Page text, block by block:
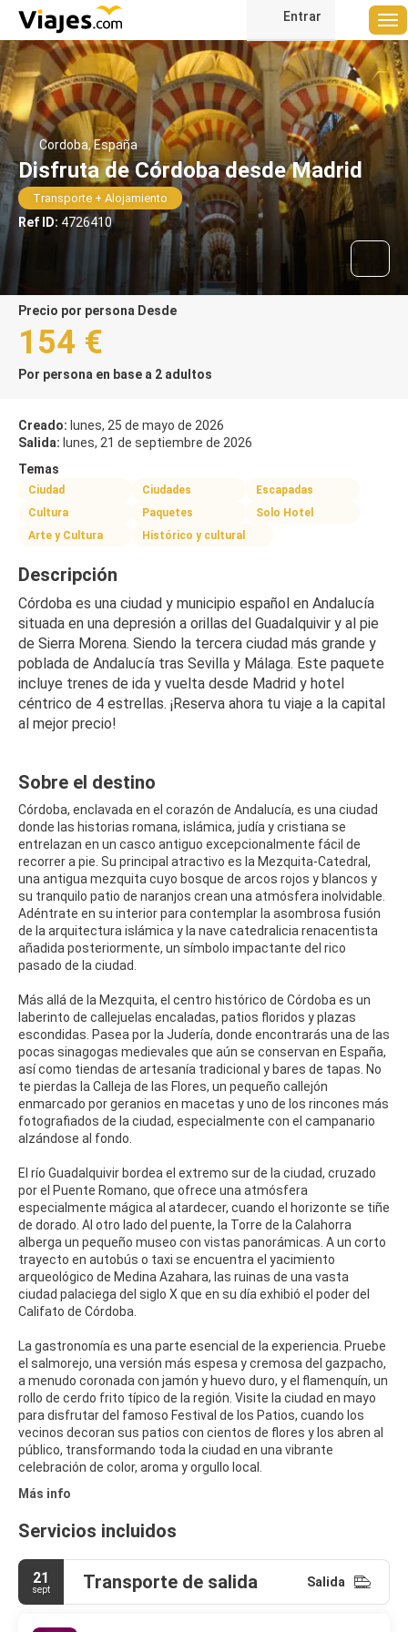
Entrar
Cordoba, España
Disfruta de Córdoba desde Madrid
Transporte + Alojamiento
Ref ID: 4726410
precio por persona Desde
154 €
Por persona en base a 2 adultos
Creado: lunes, 25 de mayo de 2026
Salida: lunes, 21 de septiembre de 2026
Temas
Ciudad Ciudades
Escapadas
Cultura
Paquetes
Solo Hotel
Arte y Cultura
Histórico y cultural
Descripción
Córdoba es una ciudad y municipio español en Andalucía
situada en una depresión a orillas del Guadalquivir y al pie
de Sierra Morena. Siendo la tercera ciudad más grande y
poblada de Andalucía tras Sevilla y Málaga. Este paquete
incluye trenes de ida y vuelta desde Madrid y hotel
céntrico de 4 estrellas. ¡Reserva ahora tu viaje a la capital
al mejor precio!
Sobre el destino
Córdoba, enclavada en el corazón de Andalucía, es una ciudad
donde las historias romana, islámica, judía y cristiana se
entrelazan en un casco antiguo excepcionalmente fácil de
recorrer a pie. Su principal atractivo es la Mezquita-Catedral,
una antigua mezquita cuyo bosque de arcos rojos y blancos y
su tranquilo patio de naranjos crean una atmósfera inolvidable.
Adéntrate en su interior para contemplar la asombrosa fusión
de la arquitectura islámica y la nave catedralicia renacentista
añadida posteriormente, un símbolo impactante del rico
pasado de la ciudad.
Más allá de la Mezquita, el centro histórico de Córdoba es un
laberinto de callejuelas encaladas, patios floridos y plazas
escondidas. Pasea por la Judería, donde encontrarás una de las
pocas sinagogas medievales que aún se conservan en España,
así como tiendas de artesanía tradicional y bares de tapas. No
te pierdas la Calleja de las Flores, un pequeño callejón
enmarcado por geranios en macetas y uno de los rincones más
fotografiados de la ciudad, especialmente con el campanario
alzándose al fondo.
El río Guadalquivir bordea el extremo sur de la ciudad, cruzado
por el Puente Romano, que ofrece una atmósfera
especialmente mágica al atardecer, cuando el horizonte se tiñe
de dorado. Al otro lado del puente, la Torre de la Calahorra
alberga un pequeño museo con vistas panorámicas. A un corto
trayecto en autobús o taxi se encuentra el yacimiento
arqueológico de Medina Azahara, las ruinas de una vasta
ciudad palaciega del siglo X que en su día exhibió el poder del
Califato de Córdoba.
La gastronomía es una parte esencial de la experiencia. Pruebe
el salmorejo, una versión más espesa y cremosa del gazpacho,
a menudo coronada con jamón y huevo duro, y el flamenquín, un
rollo de cerdo frito típico de la región. Visite la ciudad en mayo
para disfrutar del famoso Festival de los Patios, cuando los
vecinos decoran sus patios con cientos de flores y los abren al
público, transformando toda la ciudad en una vibrante
celebración de color, aroma y orgullo local.
Más info
Servicios incluidos
21
sept Transporte de salida Salida